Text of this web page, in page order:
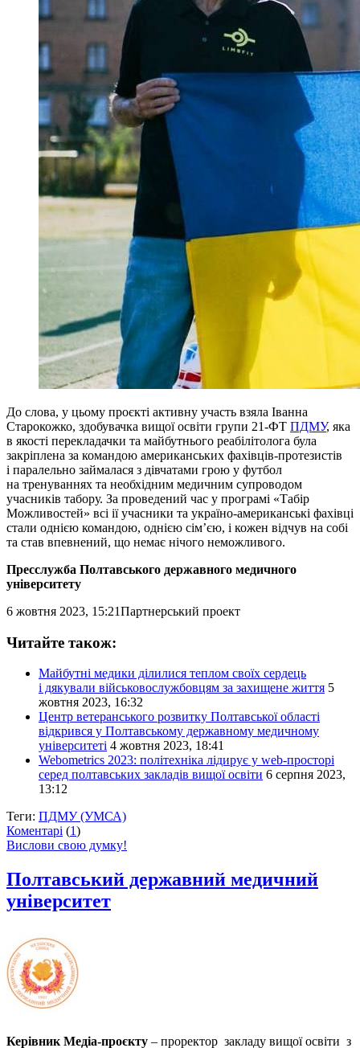
До слова, у цьому проєкті активну участь взяла Іванна
Старокожко, здобувачка вищої освіти групи 21-ФТ ПДМУ, яка
в якості перекладачки та майбутнього реабілітолога була
закріплена за командою американських фахівців-протезистів
і паралельно займалася з дівчатами грою у футбол
на тренуваннях та необхідним медичним супроводом
учасників табору. За проведений час у програмі «Табір
Можливостей» всі ії учасники та україно-американські фахівці
стали однією командою, однією сім’єю, і кожен відчув на собі
та став впевнений, що немає нічого неможливого.
Пресслужба Полтавського державного медичного
університету
6 жовтня 2023, 15:21Партнерський проект
Читайте також:
Майбутні медики ділилися теплом своїх сердець
і дякували військовослужбовцям за захищене життя 5
жовтня 2023, 16:32
Центр ветеранського розвитку Полтавської області
відкрився у Полтавському державному медичному
університеті 4 жовтня 2023, 18:41
Webometrics 2023: політехніка лідирує у web-просторі
серед полтавських закладів вищої освіти 6 серпня 2023,
13:12
Теги: ПДМУ (УМСА)
Коментарі (1)
Вислови свою думку!
Полтавський державний медичний
університет
Керівник Медіа-проєкту – проректор закладу вищої освіти з